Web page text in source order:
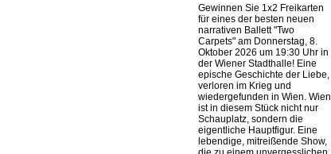
Gewinnen Sie 1x2 Freikarten
für eines der besten neuen
narrativen Ballett "Two
Carpets" am Donnerstag, 8.
Oktober 2026 um 19:30 Uhr in
der Wiener Stadthalle! Eine
epische Geschichte der Liebe,
verloren im Krieg und
wiedergefunden in Wien. Wien
ist in diesem Stück nicht nur
Schauplatz, sondern die
eigentliche Hauptfigur. Eine
lebendige, mitreißende Show,